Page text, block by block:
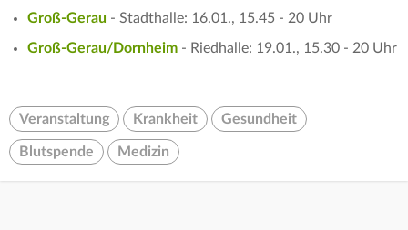
Groß-Gerau - Stadthalle: 16.01., 15.45 - 20 Uhr
Groß-Gerau/Dornheim - Riedhalle: 19.01., 15.30 - 20 Uhr
Veranstaltung Krankheit Gesundheit
Blutspende Medizin